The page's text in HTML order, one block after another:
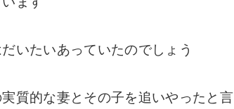
いたいあっていたのでしょう
質的な妻とその子を追いやったと言